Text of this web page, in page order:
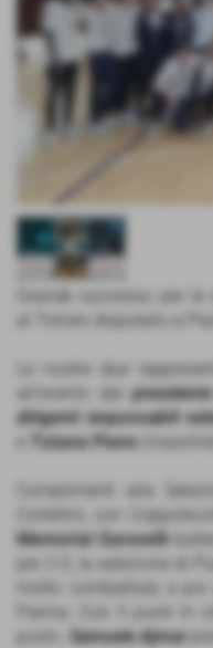
Grande successo per
al Torneo disputato a
Le nostre due
all'evento dal
dirigenti responsabili
Tiziana Piano (maschile)
Complimenti alla
Cortellini, con
Memorial Garavelli
per 2-0, la selezione di
molto combattuta e
Parma. Con 5 punti in
Samuele Ajmar